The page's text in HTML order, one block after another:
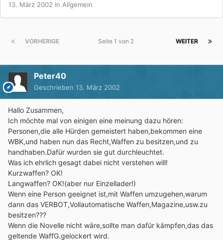
13. März 2002 in Allgemein
VORHERIGE WEITER
Seite 1 von 2
Peter40
Geschrieben 13. März 2002
Hallo Zusammen,
Ich möchte mal von einigen eine meinung dazu hören:
Personen,die alle Hürden gemeistert haben,bekommen eine
WBK,und haben nun das Recht,Waffen zu besitzen,und zu
handhaben.Dafür wurden sie gut durchleuchtet.
Was ich ehrlich gesagt dabei nicht verstehen will!
Kurzwaffen? OK!
Langwaffen? OK!(aber nur Einzellader!)
Wenn eine Person geeignet ist,mit Waffen umzugehen,warum
dann das VERBOT,Vollautomatische Waffen,Magazine,usw.zu
besitzen???
Wenn die Novelle nicht wäre,sollte man dafür kämpfen,das das
geltende WaffG.gelockert wird.